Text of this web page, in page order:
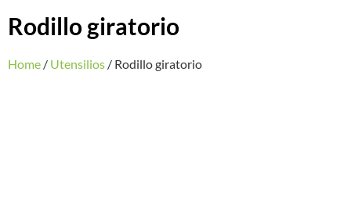
Rodillo giratorio
Home / Utensilios / Rodillo giratorio